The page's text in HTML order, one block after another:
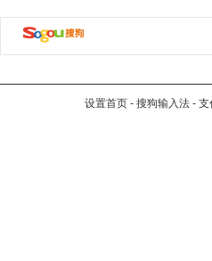
设置首页 - 搜狗输入法 - 支